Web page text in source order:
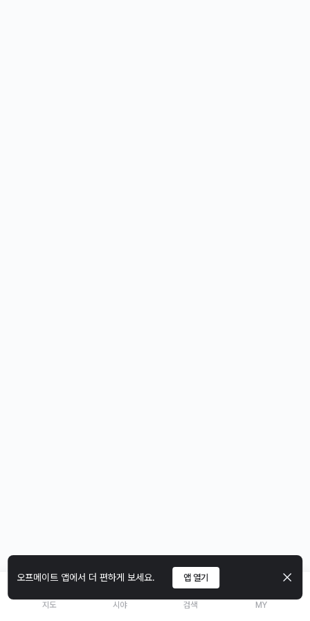
오프메이트 앱에서 더 편하게 보세요. 앱 열기
지도 시야 검색 MY